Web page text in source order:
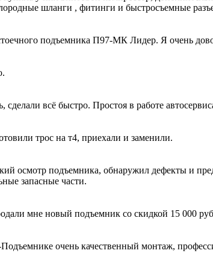
шланги , фитинги и быстросъемные
подъемника П97-МК Лидер. Я очень
всё быстро. Простоя в работе
трос на т4, приехали и заменили.
осмотр подъемника, обнаружил дефекты и
запасные части.
мне новый подъемник со скидкой 15 000
очень качественный монтаж,